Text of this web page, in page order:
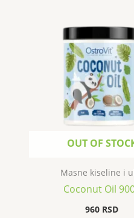
OUT OF
Masne kiseline i
Coconut Oil
960 RSD